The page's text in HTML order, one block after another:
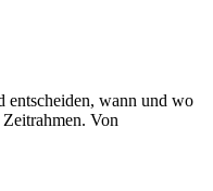
entscheiden, wann und wo
Von